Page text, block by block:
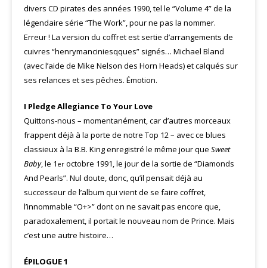
divers CD pirates des années 1990, tel le “Volume 4” de la
légendaire série “The Work”, pour ne pas la nommer.
Erreur ! La version du coffret est sertie d’arrangements de
cuivres “henrymanciniesqques” signés… Michael Bland
(avec l’aide de Mike Nelson des Horn Heads) et calqués sur
ses relances et ses pêches. Émotion.
I Pledge Allegiance To Your Love
Quittons-nous – momentanément, car d’autres morceaux
frappent déjà à la porte de notre Top 12 – avec ce blues
classieux à la B.B. King enregistré le même jour que Sweet
Baby, le 1 er octobre 1991, le jour de la sortie de “Diamonds
And Pearls”. Nul doute, donc, qu’il pensait déjà au
successeur de l’album qui vient de se faire coffret,
l’innommable “O+>” dont on ne savait pas encore que,
paradoxalement, il portait le nouveau nom de Prince. Mais
c’est une autre histoire…
ÉPILOGUE 1